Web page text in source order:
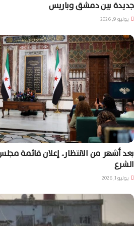
جديدة بين دمشق وباريس
يوليو 9, 2026
بعد أشهر من الانتظار.. إعلان قائمة
الشرع
يوليو 1, 2026